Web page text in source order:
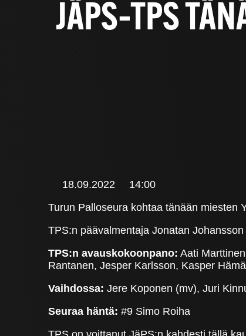
JÄPS–TPS
18.09.2022
14:00
Turun Palloseura kohtaa tänään miesten
TPS:n päävalmentaja Jonatan
TPS:n avauskokoonpano: Aati
Rantanen, Jesper Karlsson, Kasper
Vaihdossa: Jere Koponen (mv), Juri
Seuraa häntä:#9 Simo Roiha